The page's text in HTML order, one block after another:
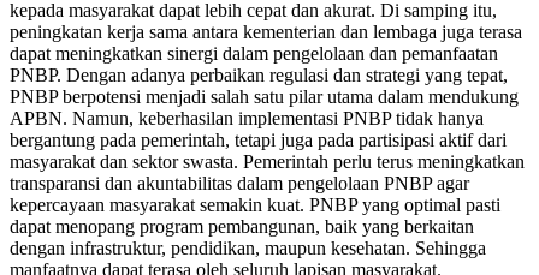
kepada masyarakat dapat lebih cepat dan akurat. Di samping itu,
peningkatan kerja sama antara kementerian dan lembaga juga terasa
dapat meningkatkan sinergi dalam pengelolaan dan pemanfaatan
PNBP. Dengan adanya perbaikan regulasi dan strategi yang tepat,
PNBP berpotensi menjadi salah satu pilar utama dalam mendukung
APBN. Namun, keberhasilan implementasi PNBP tidak hanya
bergantung pada pemerintah, tetapi juga pada partisipasi aktif dari
masyarakat dan sektor swasta. Pemerintah perlu terus meningkatkan
transparansi dan akuntabilitas dalam pengelolaan PNBP agar
kepercayaan masyarakat semakin kuat. PNBP yang optimal pasti
dapat menopang program pembangunan, baik yang berkaitan
dengan infrastruktur, pendidikan, maupun kesehatan. Sehingga
manfaatnya dapat terasa oleh seluruh lapisan masyarakat.